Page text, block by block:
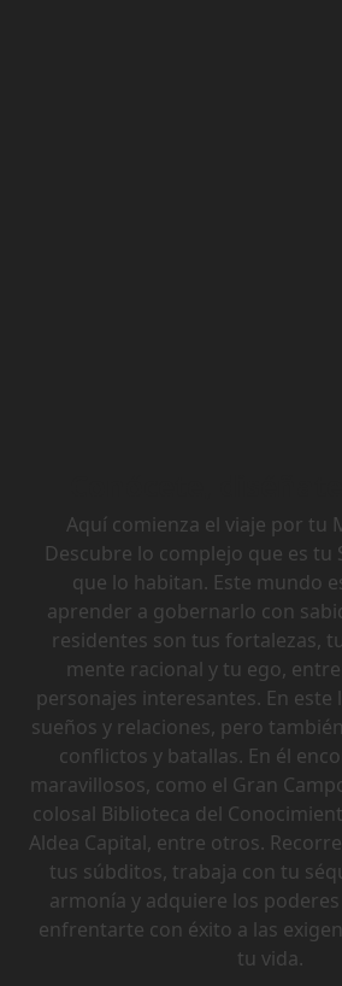
Aquí comienza el viaje por tu
Descubre lo complejo que es tu
que lo habitan. Este mundo
aprender a gobernarlo con
residentes son tus fortalezas,
mente racional y tu ego,
personajes interesantes. En
sueños y relaciones, pero
conflictos y batallas. En él
maravillosos, como el Gran
colosal Biblioteca del
Aldea Capital, entre otros.
tus súbditos, trabaja con tu
armonía y adquiere los
enfrentarte con éxito a las
tu vida.